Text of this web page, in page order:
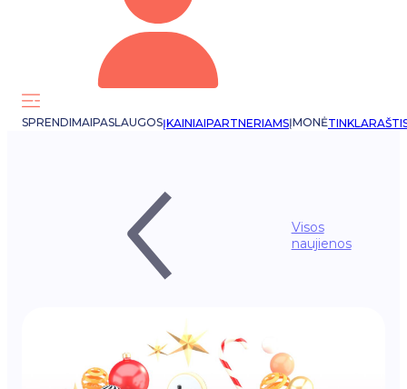
SPRENDIMAIPASLAUGOSĮKAINIAIPARTNERIAMSĮMONĖ
Visos
naujienos